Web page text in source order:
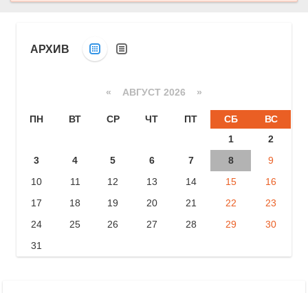
АРХИВ
« АВГУСТ 2026 »
ПН ВТ СР ЧТ ПТ СБ
ВС
1
2
3
4 5 6 7 8
9
10
11 12 13 14 15
16
17
18 19 20 21 22
23
24
25 26 27 28 29
30
31